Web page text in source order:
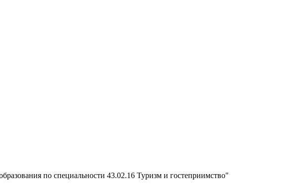
по специальности 43.02.16 Туризм и гостеприимство"